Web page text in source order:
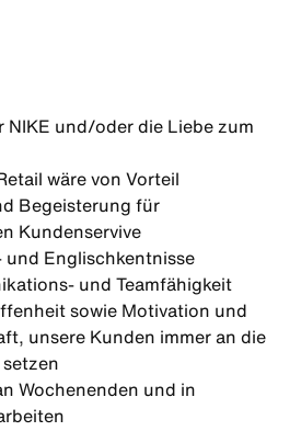
NIKE und/oder die Liebe zum
wäre von Vorteil
Begeisterung für
Kundenservive
und Englischkentnisse
und Teamfähigkeit
sowie Motivation und
unsere Kunden immer an die
Wochenenden und in